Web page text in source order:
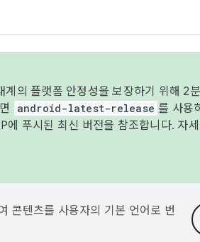
의 플랫폼 안정성을 보장하기 위해 2
android-latest-release 를 사용
에 푸시된 최신 버전을 참조합니다. 자
콘텐츠를 사용자의 기본 언어로 번